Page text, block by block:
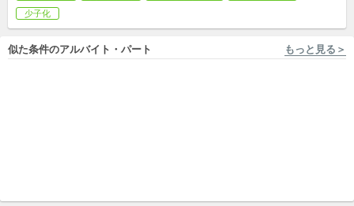
少子化
似た条件のアルバイト・パート もっと見る＞